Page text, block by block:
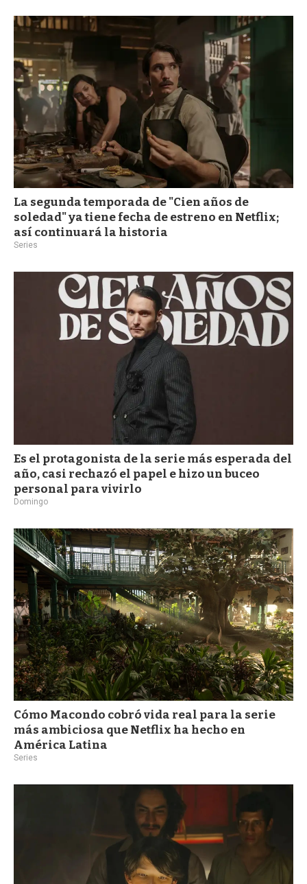
La segunda temporada de "Cien años de
soledad" ya tiene fecha de estreno en Netflix;
así continuará la historia
Series
Es el protagonista de la serie más esperada del
año, casi rechazó el papel e hizo un buceo
personal para vivirlo
Domingo
Cómo Macondo cobró vida real para la serie
más ambiciosa que Netflix ha hecho en
América Latina
Series